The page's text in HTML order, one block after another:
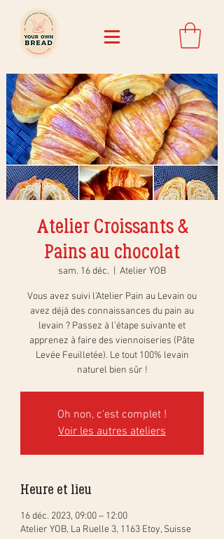
Atelier Croissants &
Pains au chocolat
sam. 16 déc. Atelier YOB
Vous avez suivi l’Atelier Pain au Levain ou
avez déjà des connaissances du pain au
levain ? Passez à l’étape suivante et
apprenez à faire des viennoiseries (Pâte
Levée Feuilletée). Le tout 100% levain
naturel bien sûr !
Oh non, c'est complet !
Voir les autres ateliers
Heure et lieu
16 déc. 2023, 09:00 – 12:00
Atelier YOB, La Ruelle 3, 1163 Etoy, Suisse